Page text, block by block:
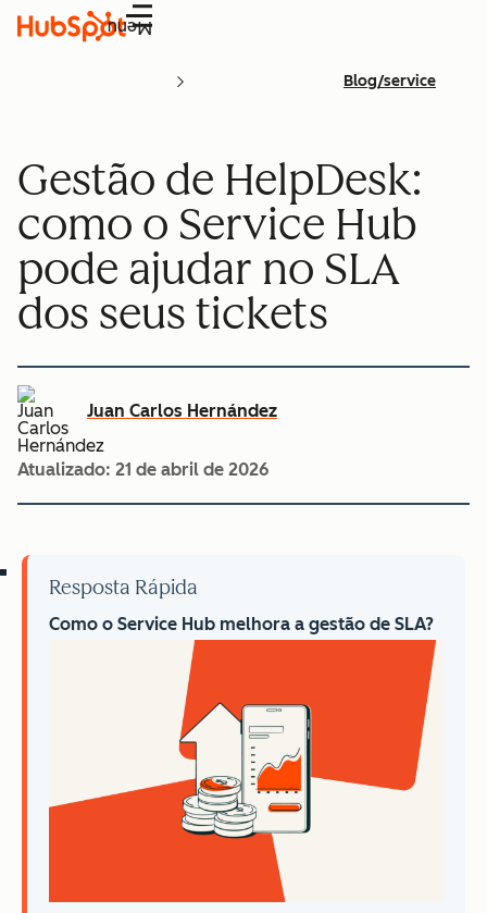
Menu
Blog/service
Gestão de HelpDesk:
como o Service Hub
pode ajudar no SLA
dos seus tickets
Juan Carlos Hernández
Atualizado: 21 de abril de 2026
Resposta Rápida
Como o Service Hub melhora a gestão de SLA?